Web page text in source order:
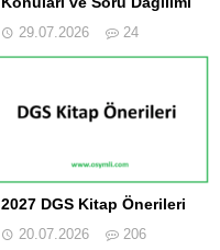
29.07.2026 24
2027 DGS Kitap Önerileri
20.07.2026 206